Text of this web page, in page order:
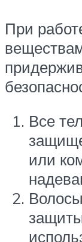
При
Все
или